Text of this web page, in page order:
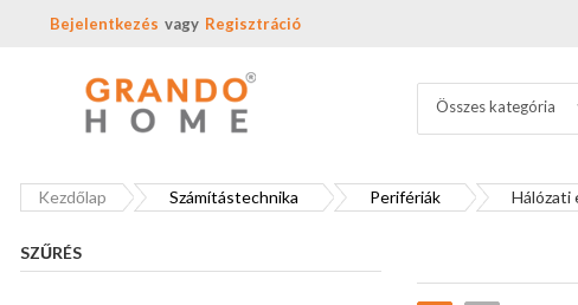
Bejelentkezés Regisztráció
Összes kategória
Kezdőlap Számítástechnika Perifériák Hálózati
SZŰRÉS